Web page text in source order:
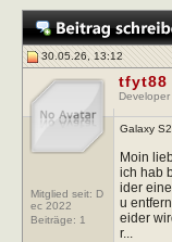
30.05.26, 13:12
Mitglied seit: D
ec 2022
Beiträge: 1
tfyt88
Galaxy
Moin
ich hab
ider
u
eider
r...